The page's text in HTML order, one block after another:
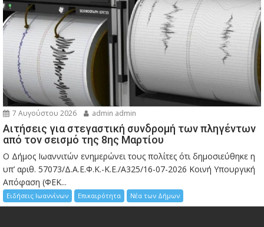
7 Αυγούστου 2026 admin admin
Αιτήσεις για στεγαστική συνδρομή των πληγέντων
από τον σεισμό της 8ης Μαρτίου
Ο Δήμος Ιωαννιτών ενημερώνει τους πολίτες ότι δημοσιεύθηκε η
υπ’ αριθ. 57073/Δ.Α.Ε.Φ.Κ.-Κ.Ε./Α325/16-07-2026 Κοινή Υπουργική
Απόφαση (ΦΕΚ...
Ειδήσεις Ιωαννίνων Επικαιρότητα Νέα των Δήμων